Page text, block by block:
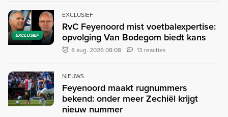
EXCLUSIEF
EXCLUSIEF
RvC Feyenoord mist voetbalexpertise:
opvolging Van Bodegom biedt kans
8 aug. 2026 08:08 13 reacties
NIEUWS
Feyenoord maakt rugnummers
bekend: onder meer Zechiël krijgt
nieuw nummer